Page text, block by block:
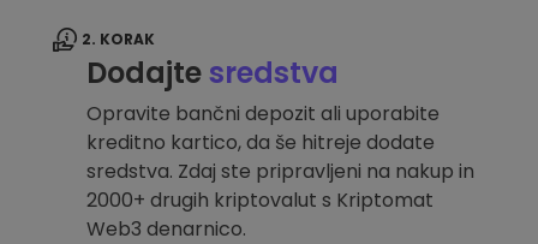
2. KORAK
Dodajtesredstva
Opravite bančni depozit ali uporabite
kreditno kartico, da še hitreje dodate
sredstva. Zdaj ste pripravljeni na nakup in
2000+ drugih kriptovalut s Kriptomat
Web3 denarnico.